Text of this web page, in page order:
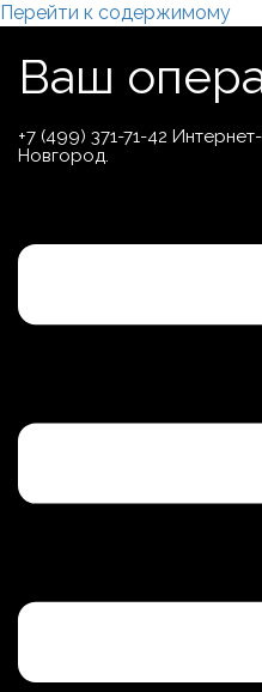
Перейти к содержимому
Ваш
+7 (499) 371-71-42
Новгород.